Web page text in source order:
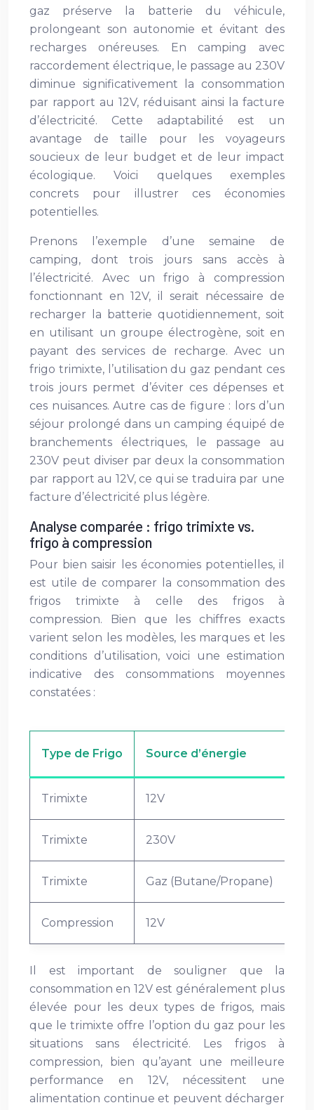
gaz préserve la batterie du véhicule,
prolongeant son autonomie et évitant des
recharges onéreuses. En camping avec
raccordement électrique, le passage au 230V
diminue significativement la consommation
par rapport au 12V, réduisant ainsi la facture
d’électricité. Cette adaptabilité est un
avantage de taille pour les voyageurs
soucieux de leur budget et de leur impact
écologique. Voici quelques exemples
concrets pour illustrer ces économies
potentielles.
Prenons l’exemple d’une semaine de
camping, dont trois jours sans accès à
l’électricité. Avec un frigo à compression
fonctionnant en 12V, il serait nécessaire de
recharger la batterie quotidiennement, soit
en utilisant un groupe électrogène, soit en
payant des services de recharge. Avec un
frigo trimixte, l’utilisation du gaz pendant ces
trois jours permet d’éviter ces dépenses et
ces nuisances. Autre cas de figure : lors d’un
séjour prolongé dans un camping équipé de
branchements électriques, le passage au
230V peut diviser par deux la consommation
par rapport au 12V, ce qui se traduira par une
facture d’électricité plus légère.
Analyse comparée : frigo trimixte vs.
frigo à compression
Pour bien saisir les économies potentielles, il
est utile de comparer la consommation des
frigos trimixte à celle des frigos à
compression. Bien que les chiffres exacts
varient selon les modèles, les marques et les
conditions d’utilisation, voici une estimation
indicative des consommations moyennes
constatées :
Type de Frigo Source d’énergie
Trimixte 12V
Trimixte 230V
Trimixte Gaz (Butane/Propane)
Compression 12V
Il est important de souligner que la
consommation en 12V est généralement plus
élevée pour les deux types de frigos, mais
que le trimixte offre l’option du gaz pour les
situations sans électricité. Les frigos à
compression, bien qu’ayant une meilleure
performance en 12V, nécessitent une
alimentation continue et peuvent décharger